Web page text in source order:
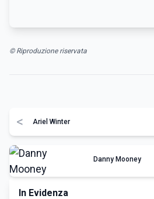
© Riproduzione riservata
< Ariel Winter
Danny Mooney
In Evidenza